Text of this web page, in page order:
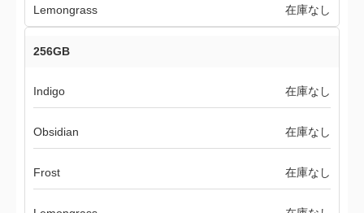
Lemongrass 在庫なし
256GB
Indigo 在庫なし
Obsidian 在庫なし
Frost 在庫なし